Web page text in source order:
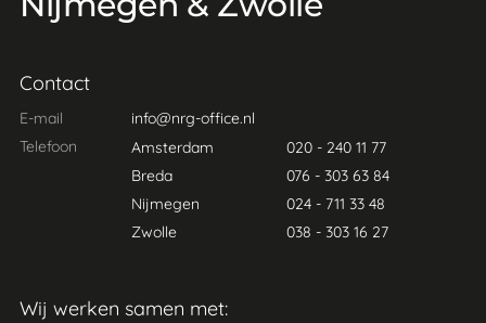
Contact
E-mail
info@nrg-office.nl
Telefoon
Amsterdam
020 - 240 11 77
Breda
076 - 303 63 84
Nijmegen
024 - 711 33 48
Zwolle
038 - 303 16 27
Wij werken samen met: